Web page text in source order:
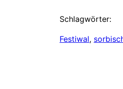
Schlagwörter:
Festiwal,